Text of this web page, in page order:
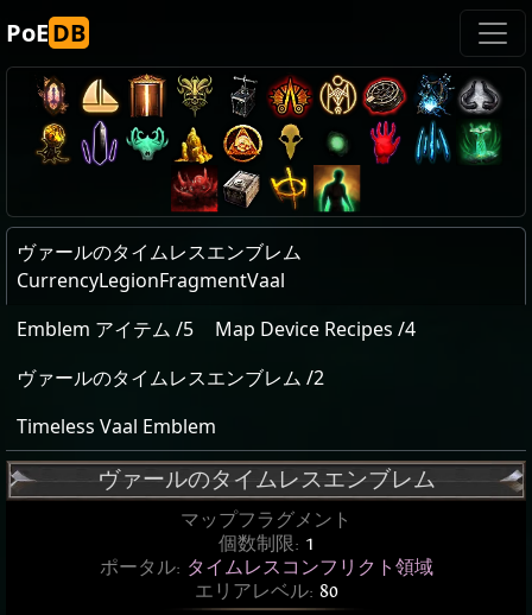
PoEDB
ヴァールのタイムレスエンブレム
CurrencyLegionFragmentVaal
Emblem アイテム /5
Map Device Recipes /4
ヴァールのタイムレスエンブレム /2
Timeless Vaal Emblem
ヴァールのタイムレスエンブレム
マップフラグメント
個数制限: 1
ポータル: タイムレスコンフリクト領域
エリアレベル: 80